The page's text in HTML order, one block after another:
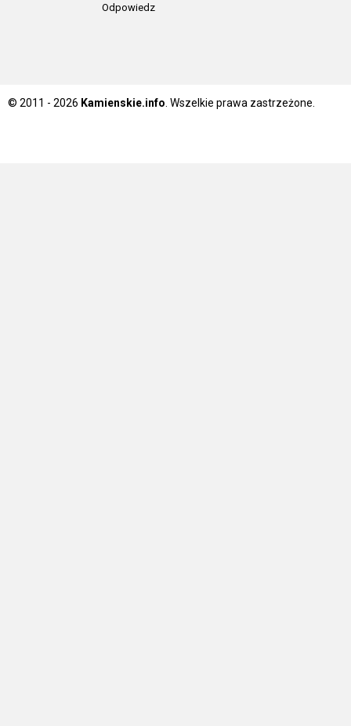
Odpowiedz
© 2011 - 2026 Kamienskie.info . Wszelkie prawa zastrzeżone.